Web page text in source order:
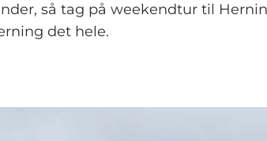
så tag på weekendtur til
det hele.